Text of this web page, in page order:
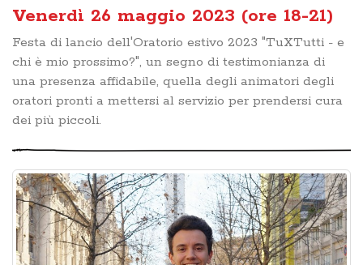
Venerdì 26 maggio 2023 (ore 18-21)
Festa di lancio dell'Oratorio estivo 2023 "TuXTutti - e
chi è mio prossimo?", un segno di testimonianza di
una presenza affidabile, quella degli animatori degli
oratori pronti a mettersi al servizio per prendersi cura
dei più piccoli.